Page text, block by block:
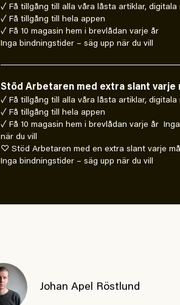
✓ Få tillgång till alla våra låsta artiklar, digitala
✓ Få tillgång till hela appen
✓ Få 10 magasin hem i brevlådan varje år
Inga bindningstider – säg upp när du vill
Stöd Arbetaren med extra slant varje
✓ Få tillgång till alla våra låsta artiklar,
✓ Få tillgång till hela appen
✓ Få 10 magasin hem i brevlådan varje år
när du vill
♡ Stöd Arbetaren med en extra slant varje
Inga bindningstider – säg upp när du vill
Johan Apel Röstlund